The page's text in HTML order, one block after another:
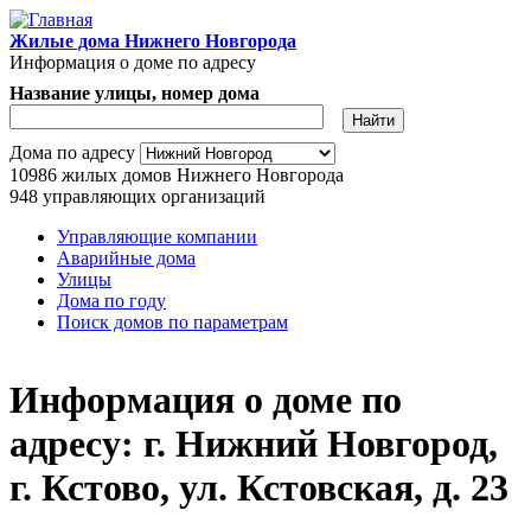
Перейти к основному содержанию
Жилые дома Нижнего Новгорода
Информация о доме по адресу
Адрес дома
Название улицы, номер дома
Дома по адресу
10986 жилых домов Нижнего Новгорода
948 управляющих организаций
Главное меню
Управляющие компании
Аварийные дома
Улицы
Дома по году
Поиск домов по параметрам
Информация о доме по
адресу: г. Нижний Новгород,
г. Кстово, ул. Кстовская, д. 23